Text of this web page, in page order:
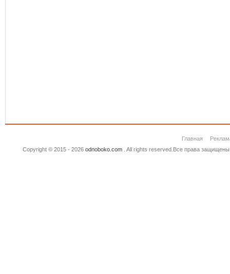
Главная
Copyright © 2015 - 2026 odnoboko.com. All rights reserved.Все права защищены.